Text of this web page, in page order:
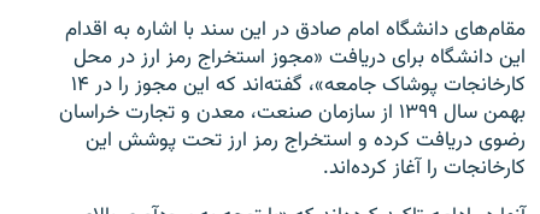
مقام‌های دانشگاه امام صادق در این سند با اشاره به اقدام
این دانشگاه برای دریافت «مجوز استخراج رمز ارز در محل
کارخانجات پوشاک جامعه»، گفته‌اند که این مجوز را در ۱۴
بهمن سال ۱۳۹۹ از سازمان صنعت، معدن و تجارت خراسان
رضوی دریافت کرده‌ و استخراج رمز ارز تحت پوشش این
کارخانجات را آغاز کرده‌اند.